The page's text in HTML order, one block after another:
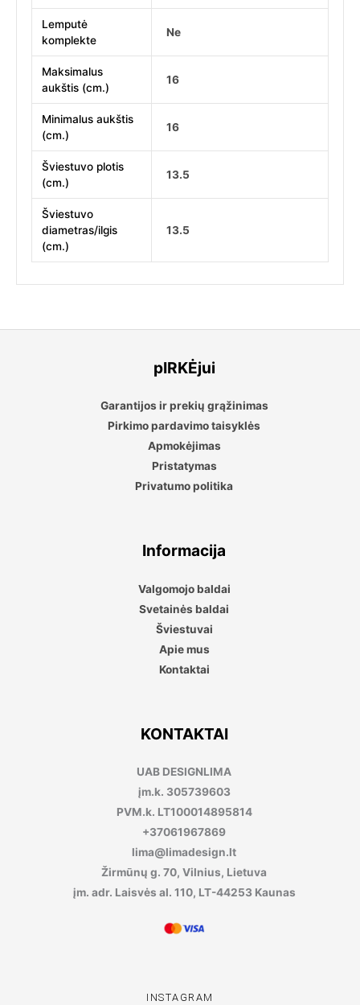
Lemputė
komplekte
Ne
Maksimalus
aukštis (cm.)
16
Minimalus aukštis
(cm.)
16
Šviestuvo plotis
(cm.)
13.5
Šviestuvo
diametras/ilgis
(cm.)
13.5
pIRKĖjui
Garantijos ir prekių grąžinimas
Pirkimo pardavimo taisyklės
Apmokėjimas
Pristatymas
Privatumo politika
Informacija
Valgomojo baldai
Svetainės baldai
Šviestuvai
Apie mus
Kontaktai
KONTAKTAI
UAB DESIGNLIMA
įm.k. 305739603
PVM.k. LT100014895814
+37061967869
lima@limadesign.lt
Žirmūnų g. 70, Vilnius, Lietuva
įm. adr. Laisvės al. 110, LT-44253 Kaunas
INSTAGRAM